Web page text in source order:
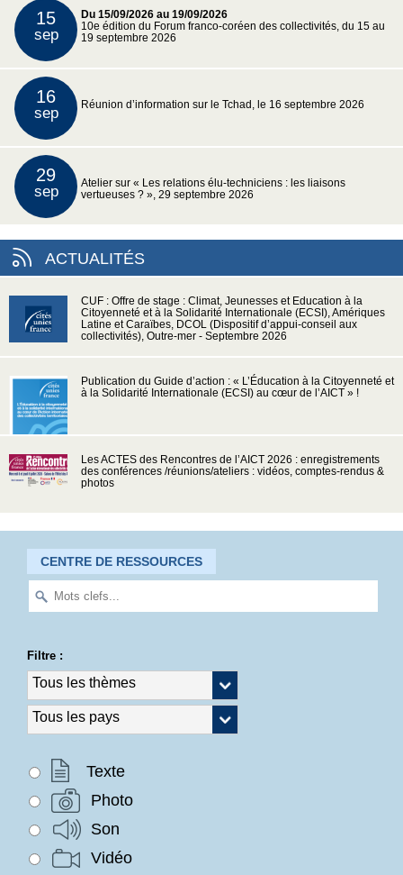
15
sep
Du 15/09/2026 au 19/09/2026
10e édition du Forum franco-coréen des collectivités, du 15 au
19 septembre 2026
16
sep Réunion d’information sur le Tchad, le 16 septembre 2026
29
sep
Atelier sur « Les relations élu-techniciens : les liaisons
vertueuses ? », 29 septembre 2026
ACTUALITÉS
CUF : Offre de stage : Climat, Jeunesses et Education à la
Citoyenneté et à la Solidarité Internationale (ECSI), Amériques
Latine et Caraïbes, DCOL (Dispositif d’appui-conseil aux
collectivités), Outre-mer - Septembre 2026
Publication du Guide d’action : « L’Éducation à la Citoyenneté et
à la Solidarité Internationale (ECSI) au cœur de l’AICT » !
Les ACTES des Rencontres de l’AICT 2026 : enregistrements
des conférences /réunions/ateliers : vidéos, comptes-rendus &
photos
CENTRE DE RESSOURCES
Filtre :
Texte
Photo
Son
Vidéo